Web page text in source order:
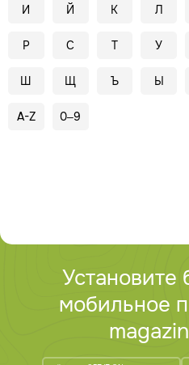
И Й К Л
Р С Т У
Ш Щ Ъ Ы
A-Z 0–9
Установите
мобильное